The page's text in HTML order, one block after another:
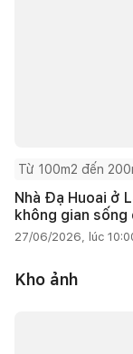
Từ 100m2 đến
Nhà Đạ Huoai ở
không gian
27/06/2026, lúc
Kho ảnh